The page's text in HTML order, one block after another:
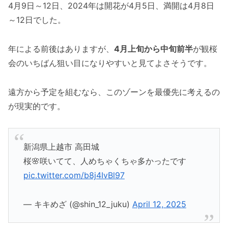
4月9日～12日、2024年は開花が4月5日、満開は4月8日
～12日でした。
年による前後はありますが、 4月上旬から中旬前半が観桜
会のいちばん狙い目になりやすいと見てよさそうです。
遠方から予定を組むなら、このゾーンを最優先に考えるの
が現実的です。
新潟県上越市 高田城
桜🌸咲いてて、人めちゃくちゃ多かったです
pic.twitter.com/b8j4IvBl97
— キキめざ (@shin_12_juku) April 12, 2025